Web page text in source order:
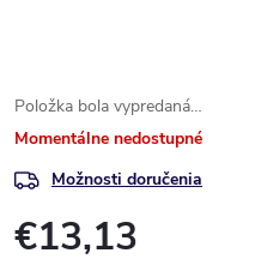
Položka bola vypredaná…
Momentálne nedostupné
Možnosti doručenia
€13,13